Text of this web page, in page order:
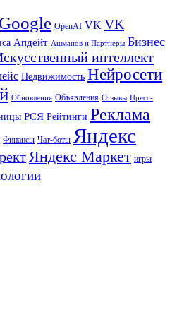
Google OpenAI VK VK
Апдейт Ашманов и Партнеры Бизнес
интеллект
Недвижимость Нейросети
Обновления Объявления Отзывы Пресс-
РСЯ Рейтинги Реклама
Финансы Чат-боты Яндекс
Яндекс Маркет игры